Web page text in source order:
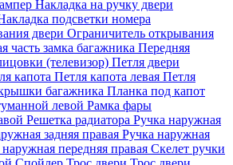
Накладка на ручку двери
подсветки номера
двери Ограничитель открывания
часть замка багажника Передняя
(телевизор) Петля двери
капота Петля капота левая Петля
багажника Планка под капот
левой Рамка фары
Решетка радиатора Ручка наружная
задняя правая Ручка наружная
передняя правая Скелет ручки